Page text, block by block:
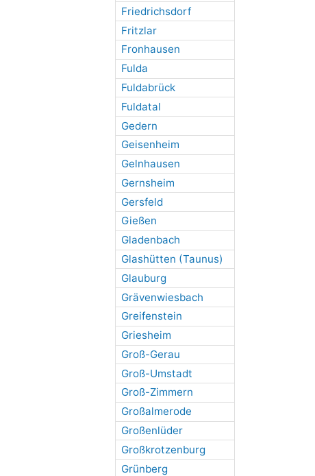
Friedrichsdorf
Fritzlar
Fronhausen
Fulda
Fuldabrück
Fuldatal
Gedern
Geisenheim
Gelnhausen
Gernsheim
Gersfeld
Gießen
Gladenbach
Glashütten (Taunus)
Glauburg
Grävenwiesbach
Greifenstein
Griesheim
Groß-Gerau
Groß-Umstadt
Groß-Zimmern
Großalmerode
Großenlüder
Großkrotzenburg
Grünberg